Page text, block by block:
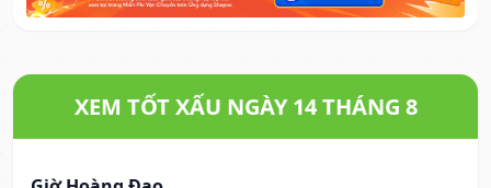
XEM TỐT XẤU NGÀY 14 THÁNG 8